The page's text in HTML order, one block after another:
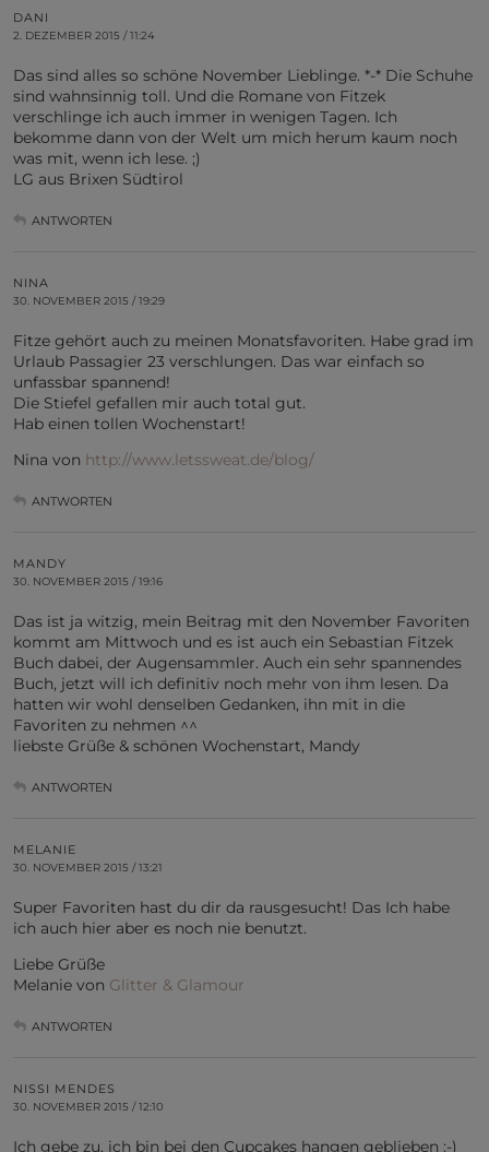
DANI
2. DEZEMBER 2015 / 11:24
Das sind alles so schöne November Lieblinge. *-* Die Schuhe
sind wahnsinnig toll. Und die Romane von Fitzek
verschlinge ich auch immer in wenigen Tagen. Ich
bekomme dann von der Welt um mich herum kaum noch
was mit, wenn ich lese. ;)
LG aus Brixen Südtirol
ANTWORTEN
NINA
30. NOVEMBER 2015 / 19:29
Fitze gehört auch zu meinen Monatsfavoriten. Habe grad im
Urlaub Passagier 23 verschlungen. Das war einfach so
unfassbar spannend!
Die Stiefel gefallen mir auch total gut.
Hab einen tollen Wochenstart!
Nina von http://www.letssweat.de/blog/
ANTWORTEN
MANDY
30. NOVEMBER 2015 / 19:16
Das ist ja witzig, mein Beitrag mit den November Favoriten
kommt am Mittwoch und es ist auch ein Sebastian Fitzek
Buch dabei, der Augensammler. Auch ein sehr spannendes
Buch, jetzt will ich definitiv noch mehr von ihm lesen. Da
hatten wir wohl denselben Gedanken, ihn mit in die
Favoriten zu nehmen ^^
liebste Grüße & schönen Wochenstart, Mandy
ANTWORTEN
MELANIE
30. NOVEMBER 2015 / 13:21
Super Favoriten hast du dir da rausgesucht! Das Ich habe
ich auch hier aber es noch nie benutzt.
Liebe Grüße
Melanie von Glitter & Glamour
ANTWORTEN
NISSI MENDES
30. NOVEMBER 2015 / 12:10
Ich gebe zu, ich bin bei den Cupcakes hangen geblieben :-)